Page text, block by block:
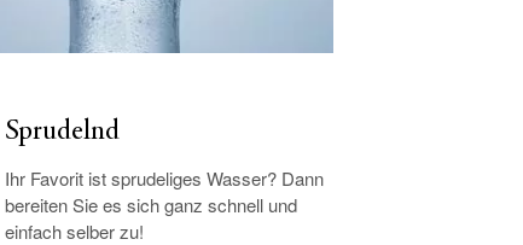
Sprudelnd
Ihr Favorit ist sprudeliges Wasser? Dann
bereiten Sie es sich ganz schnell und
einfach selber zu!